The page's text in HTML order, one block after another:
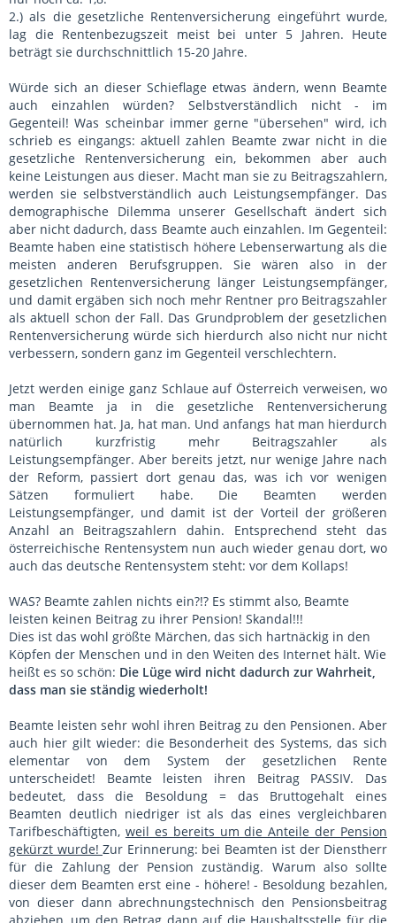
2.) als die gesetzliche Rentenversicherung eingeführt wurde,
lag die Rentenbezugszeit meist bei unter 5 Jahren. Heute
beträgt sie durchschnittlich 15-20 Jahre.
Würde sich an dieser Schieflage etwas ändern, wenn Beamte
auch einzahlen würden? Selbstverständlich nicht - im
Gegenteil! Was scheinbar immer gerne "übersehen" wird, ich
schrieb es eingangs: aktuell zahlen Beamte zwar nicht in die
gesetzliche Rentenversicherung ein, bekommen aber auch
keine Leistungen aus dieser. Macht man sie zu Beitragszahlern,
werden sie selbstverständlich auch Leistungsempfänger. Das
demographische Dilemma unserer Gesellschaft ändert sich
aber nicht dadurch, dass Beamte auch einzahlen. Im Gegenteil:
Beamte haben eine statistisch höhere Lebenserwartung als die
meisten anderen Berufsgruppen. Sie wären also in der
gesetzlichen Rentenversicherung länger Leistungsempfänger,
und damit ergäben sich noch mehr Rentner pro Beitragszahler
als aktuell schon der Fall. Das Grundproblem der gesetzlichen
Rentenversicherung würde sich hierdurch also nicht nur nicht
verbessern, sondern ganz im Gegenteil verschlechtern.
Jetzt werden einige ganz Schlaue auf Österreich verweisen, wo
man Beamte ja in die gesetzliche Rentenversicherung
übernommen hat. Ja, hat man. Und anfangs hat man hierdurch
natürlich kurzfristig mehr Beitragszahler als
Leistungsempfänger. Aber bereits jetzt, nur wenige Jahre nach
der Reform, passiert dort genau das, was ich vor wenigen
Sätzen formuliert habe. Die Beamten werden
Leistungsempfänger, und damit ist der Vorteil der größeren
Anzahl an Beitragszahlern dahin. Entsprechend steht das
österreichische Rentensystem nun auch wieder genau dort, wo
auch das deutsche Rentensystem steht: vor dem Kollaps!
WAS? Beamte zahlen nichts ein?!? Es stimmt also, Beamte
leisten keinen Beitrag zu ihrer Pension! Skandal!!!
Dies ist das wohl größte Märchen, das sich hartnäckig in den
Köpfen der Menschen und in den Weiten des Internet hält. Wie
heißt es so schön: Die Lüge wird nicht dadurch zur Wahrheit,
dass man sie ständig wiederholt!
Beamte leisten sehr wohl ihren Beitrag zu den Pensionen. Aber
auch hier gilt wieder: die Besonderheit des Systems, das sich
elementar von dem System der gesetzlichen Rente
unterscheidet! Beamte leisten ihren Beitrag PASSIV. Das
bedeutet, dass die Besoldung = das Bruttogehalt eines
Beamten deutlich niedriger ist als das eines vergleichbaren
Tarifbeschäftigten, weil es bereits um die Anteile der Pension
gekürzt wurde! Zur Erinnerung: bei Beamten ist der Dienstherr
für die Zahlung der Pension zuständig. Warum also sollte
dieser dem Beamten erst eine - höhere! - Besoldung bezahlen,
von dieser dann abrechnungstechnisch den Pensionsbeitrag
abziehen, um den Betrag dann auf die Haushaltsstelle für die